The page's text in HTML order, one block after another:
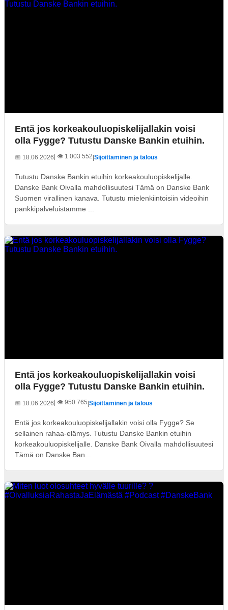
Entä jos korkeakouluopiskelijallakin voisi
olla Fygge? Tutustu Danske Bankin etuihin.
📅 18.06.2026 | 👁️ 1 003 552|Sijoittaminen ja talous
Tutustu Danske Bankin etuihin korkeakouluopiskelijalle.
Danske Bank Oivalla mahdollisuutesi Tämä on Danske Bank
Suomen virallinen kanava. Tutustu mielenkiintoisiin videoihin
pankkipalveluistamme ...
Entä jos korkeakouluopiskelijallakin voisi
olla Fygge? Tutustu Danske Bankin etuihin.
📅 18.06.2026 | 👁️ 950 765|Sijoittaminen ja talous
Entä jos korkeakouluopiskelijallakin voisi olla Fygge? Se
sellainen rahaa-elämys. Tutustu Danske Bankin etuihin
korkeakouluopiskelijalle. Danske Bank Oivalla mahdollisuutesi
Tämä on Danske Ban...